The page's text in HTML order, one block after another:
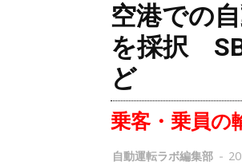
空港での
を採択
ど
乗客・乗員の
自動運転ラボ編集部 -